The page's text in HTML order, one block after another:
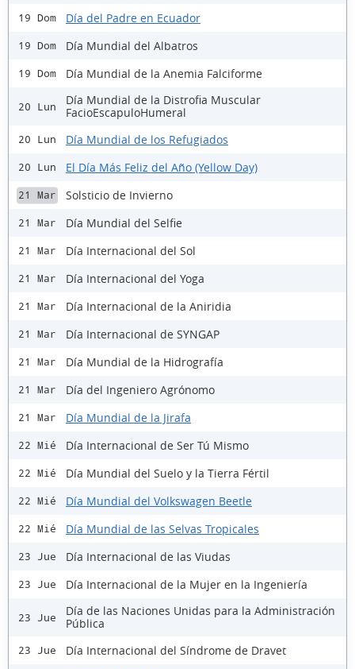
19 Dom Día del Padre en Ecuador
19 Dom Día Mundial del Albatros
19 Dom Día Mundial de la Anemia Falciforme
20 Lun
Día Mundial de la Distrofia Muscular
FacioEscapuloHumeral
20 Lun Día Mundial de los Refugiados
20 Lun El Día Más Feliz del Año (Yellow Day)
21 Mar Solsticio de Invierno
21 Mar Día Mundial del Selfie
21 Mar Día Internacional del Sol
21 Mar Día Internacional del Yoga
21 Mar Día Internacional de la Aniridia
21 Mar Día Internacional de SYNGAP
21 Mar Día Mundial de la Hidrografía
21 Mar Día del Ingeniero Agrónomo
21 Mar Día Mundial de la Jirafa
22 Mié Día Internacional de Ser Tú Mismo
22 Mié Día Mundial del Suelo y la Tierra Fértil
22 Mié Día Mundial del Volkswagen Beetle
22 Mié Día Mundial de las Selvas Tropicales
23 Jue Día Internacional de las Viudas
23 Jue Día Internacional de la Mujer en la Ingeniería
23 Jue
Día de las Naciones Unidas para la Administración
Pública
23 Jue Día Internacional del Síndrome de Dravet